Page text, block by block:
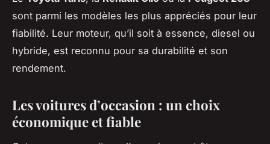
sont parmi les modèles les plus appréciés pour leur
fiabilité. Leur moteur, qu’il soit à essence, diesel ou
hybride, est reconnu pour sa durabilité et son
rendement.
Les voitures d’occasion : un choix
économique et fiable